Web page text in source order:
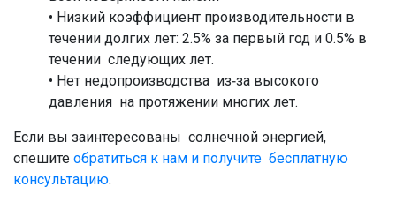
• Низкий коэффициент производительности в
течении долгих лет: 2.5% за первый год и 0.5% в
течении следующих лет.
• Нет недопроизводства из-за высокого
давления на протяжении многих лет.
Если вы заинтересованы солнечной энергией,
спешитеобратиться к нам и получите бесплатную
консультацию.